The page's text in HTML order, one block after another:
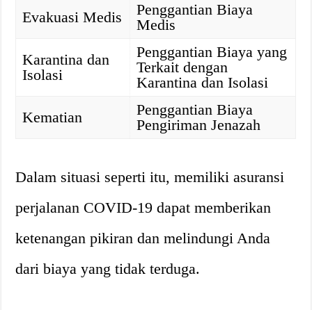
Evakuasi Medis
Penggantian Biaya
Medis
Karantina dan
Isolasi
Penggantian Biaya yang
Terkait dengan
Karantina dan Isolasi
Kematian
Penggantian Biaya
Pengiriman Jenazah
Dalam situasi seperti itu, memiliki asuransi
perjalanan COVID-19 dapat memberikan
ketenangan pikiran dan melindungi Anda
dari biaya yang tidak terduga.